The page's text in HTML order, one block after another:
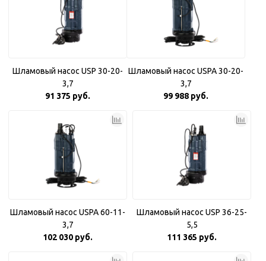
Шламовый насос USP 30-20-
3,7
91 375 руб.
Шламовый насос USPA 30-20-
3,7
99 988 руб.
Шламовый насос USPA 60-11-
3,7
102 030 руб.
Шламовый насос USP 36-25-
5,5
111 365 руб.